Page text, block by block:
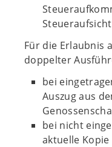
Für die Erlaubnis
doppelter
bei
Auszug aus
bei nicht
aktuelle